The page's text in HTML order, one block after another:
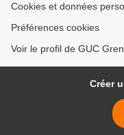
Cookies et données
Préférences cookies
Voir le profil de GUC
Créer